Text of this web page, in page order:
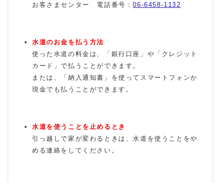
お客さまセンター 電話番号：06-6458-1132
水道のお金を払う方法
使った水道の料金は、「銀行口座」や「クレジット
カード」で払うことができます。
または、「納入通知書」を使ってスマートフォンか
現金でも払うことができます。
水道を使うことを止めるとき
引っ越しで家が変わるときは、水道を使うことをや
める連絡をしてください。